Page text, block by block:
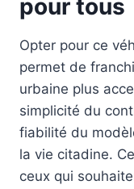
pour tous
Opter pour ce
permet de
urbaine plus
simplicité du
fiabilité du
la vie citadine.
ceux qui